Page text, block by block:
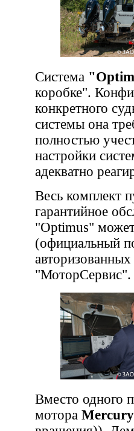
Система
коробке".
конкретного
системы она
полностью
настройки
адекватно
Весь комплект
гарантийное
"Optimus"
(официальный
"МоторСервис".
Вместо одного
мотора Mercury